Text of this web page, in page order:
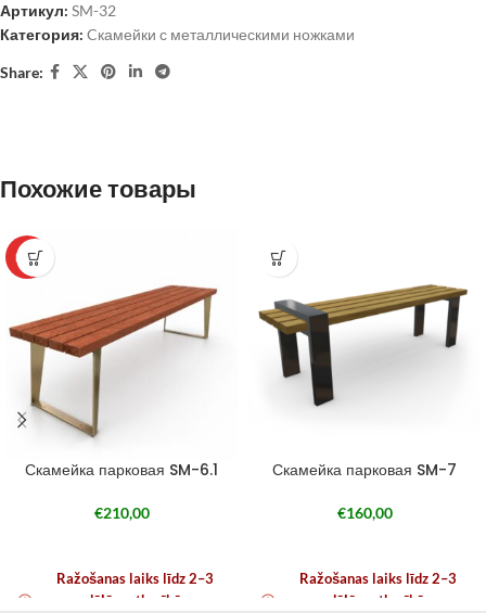
Артикул: SM-32
Категория: Cкамейки с металлическими ножками
Share:
Похожие товары
HOT
Скамейка парковая SM-6.1
€210,00
Ražošanas laiks līdz 2–3
nedēļām atkarībā no
Скамейка парковая SM-7
€160,00
Ražošanas laiks līdz 2–3
nedēļām atkarībā no